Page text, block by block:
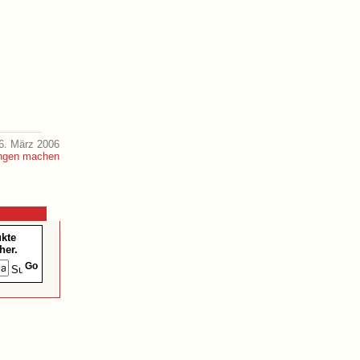
März 2006
Go